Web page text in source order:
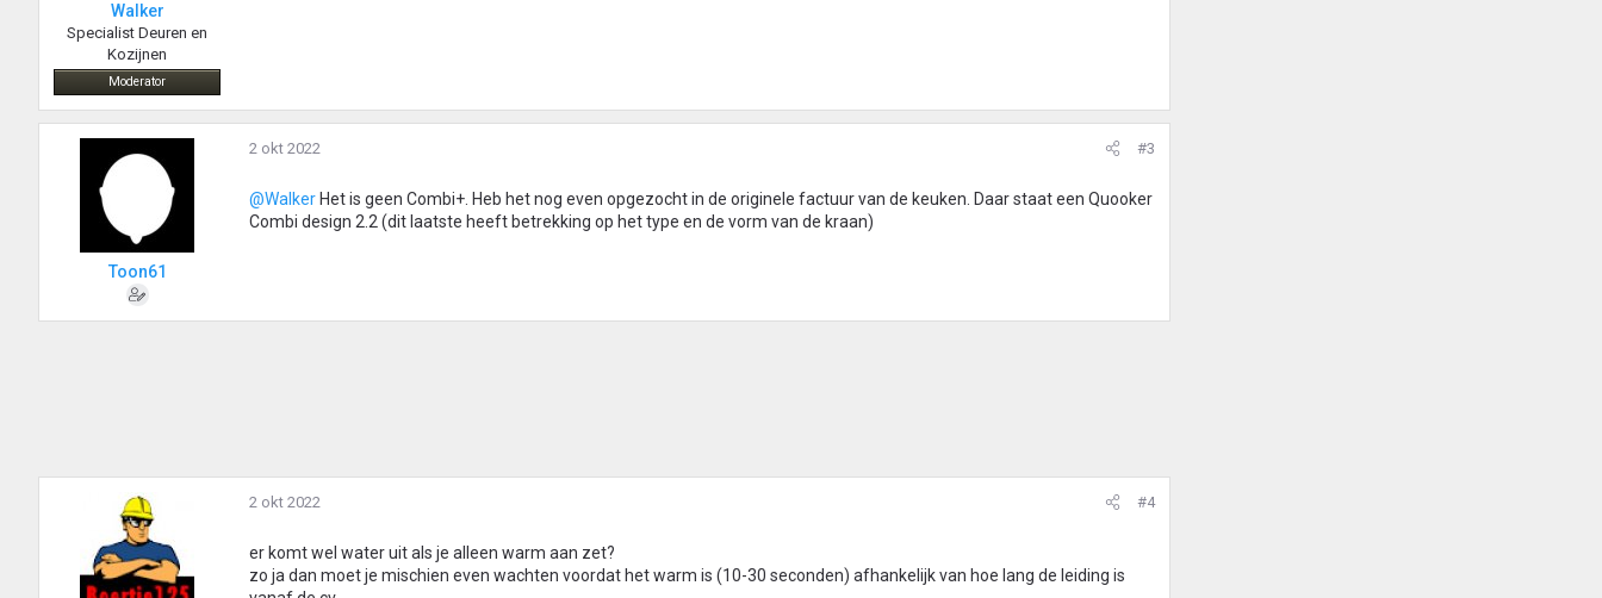
Walker
Specialist Deuren en
Kozijnen
Moderator
Toon61
2 okt 2022 #3
@Walker Het is geen Combi+. Heb het nog even opgezocht in de originele factuur van de keuken. Daar staat een Quooker
Combi design 2.2 (dit laatste heeft betrekking op het type en de vorm van de kraan)
2 okt 2022 #4
er komt wel water uit als je alleen warm aan zet?
zo ja dan moet je mischien even wachten voordat het warm is (10-30 seconden) afhankelijk van hoe lang de leiding is